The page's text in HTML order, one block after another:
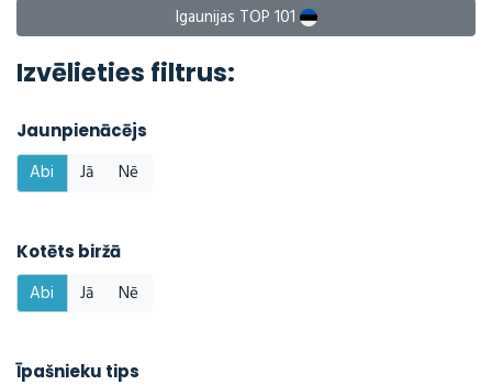
Igaunijas TOP 101
Izvēlieties filtrus:
Jaunpienācējs
Abi Jā Nē
Kotēts biržā
Abi Jā Nē
Īpašnieku tips